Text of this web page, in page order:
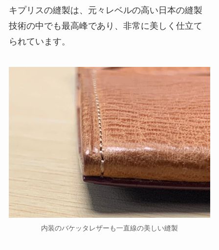
キプリスの縫製は、元々レベルの高い日本の縫製
技術の中でも最高峰であり、非常に美しく仕立て
られています。
内装のバケッタレザーも一直線の美しい縫製